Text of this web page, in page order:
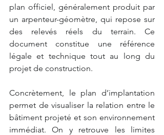
plan officiel, généralement produit par
un arpenteur-géomètre, qui repose sur
des relevés réels du terrain. Ce
document constitue une référence
légale et technique tout au long du
projet de construction.
Concrètement, le plan d’implantation
permet de visualiser la relation entre le
bâtiment projeté et son environnement
immédiat. On y retrouve les limites